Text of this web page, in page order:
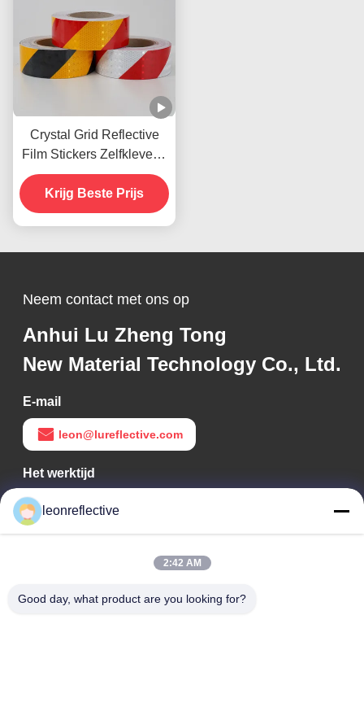
Crystal Grid Reflective
Film Stickers Zelfklevend
Raster Reflective Vinyl
voor wegteken
Krijg Beste Prijs
Neem contact met ons op
Anhui Lu Zheng Tong
New Material Technology Co., Ltd.
E-mail
leon@lureflective.com
Het werktijd
9:00-18:00
Ons adres
Technology Park, High-tech Zone, Hefei, Anhui, China
leonreflective
2:42 AM
Good day, what product are you looking for?